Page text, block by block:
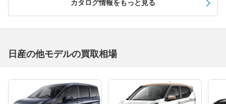
カタログ情報をもっと見る
日産の他モデルの買取相場